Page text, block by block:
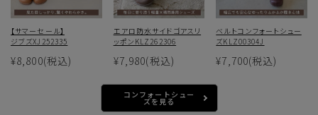
【サマーセール】
ジブズXJ252335
¥8,800(税込)
エアロ防水サイドゴアスリ
ッポンKLZ262306
¥7,980(税込)
ベルトコンフォートシュー
ズKLZ00304J
¥7,700(税込)
コンフォートシュー
ズを見る